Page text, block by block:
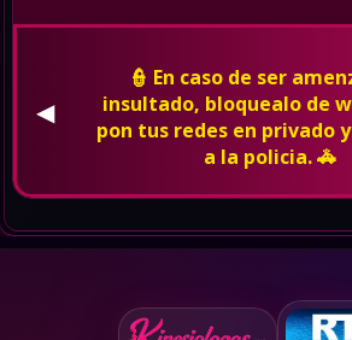
👮 En caso de ser
insultado, bloquealo de
pon tus redes en privado
a la policia. 🚓
◀